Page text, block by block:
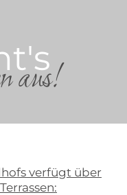
aus!
verfügt über